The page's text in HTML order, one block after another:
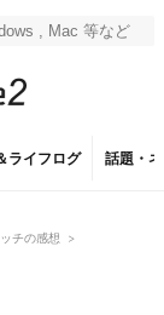
ライフログ 話題・
チの感想
>